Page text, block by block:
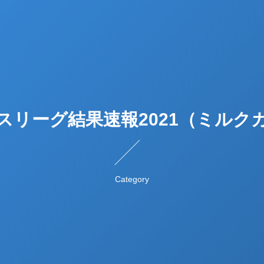
リーグ結果速報2021（ミルク
Category